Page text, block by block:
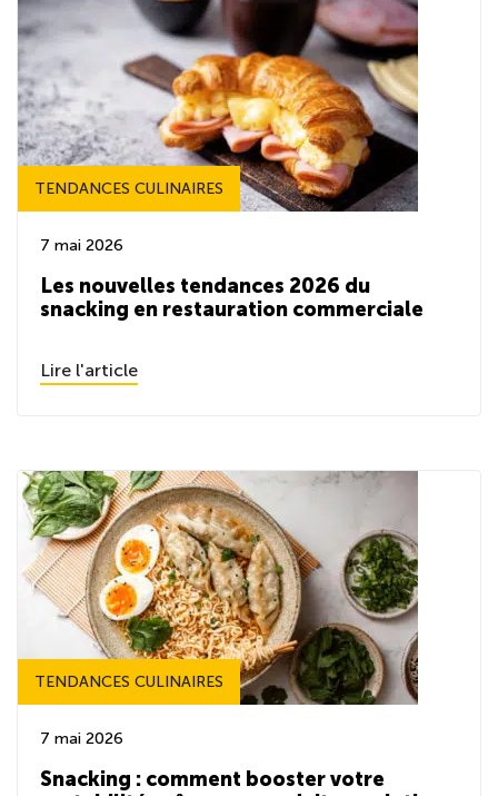
TENDANCES CULINAIRES
7 mai 2026
Les nouvelles tendances 2026 du
snacking en restauration commerciale
Lire l'article
TENDANCES CULINAIRES
7 mai 2026
Snacking : comment booster votre